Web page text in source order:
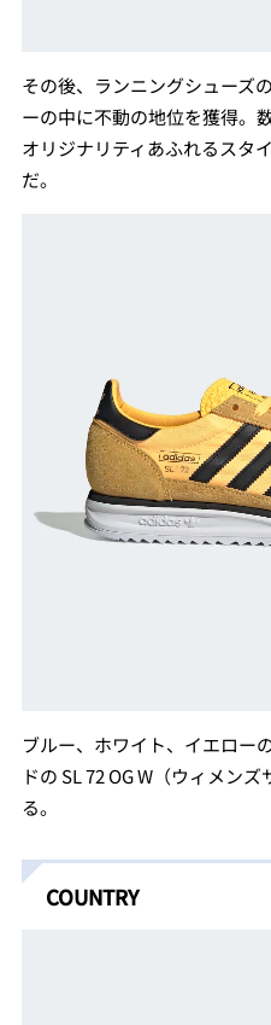
その後、ランニングシューズ
ーの中に不動の地位を獲得。
オリジナリティあふれるスタ
だ。
ブルー、ホワイト、イエロー
ドの SL 72 OG W（ウィメン
る。
COUNTRY